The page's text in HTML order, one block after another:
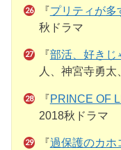
『プリティが多
秋ドラマ
『部活、好きじ
人、神宮寺勇
『PRINCE OF
2018秋ドラマ
『過保護のカホ